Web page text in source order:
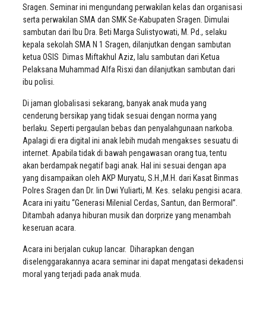
Sragen. Seminar ini mengundang perwakilan kelas dan organisasi
serta perwakilan SMA dan SMK Se-Kabupaten Sragen. Dimulai
sambutan dari Ibu Dra. Beti Marga Sulistyowati, M. Pd., selaku
kepala sekolah SMA N 1 Sragen, dilanjutkan dengan sambutan
ketua OSIS Dimas Miftakhul Aziz, lalu sambutan dari Ketua
Pelaksana Muhammad Alfa Risxi dan dilanjutkan sambutan dari
ibu polisi.
Di jaman globalisasi sekarang, banyak anak muda yang
cenderung bersikap yang tidak sesuai dengan norma yang
berlaku. Seperti pergaulan bebas dan penyalahgunaan narkoba.
Apalagi di era digital ini anak lebih mudah mengakses sesuatu di
internet. Apabila tidak di bawah pengawasan orang tua, tentu
akan berdampak negatif bagi anak. Hal ini sesuai dengan apa
yang disampaikan oleh AKP Muryatu, S.H.,M.H. dari Kasat Binmas
Polres Sragen dan Dr. Iin Dwi Yuliarti, M. Kes. selaku pengisi acara.
Acara ini yaitu “Generasi Milenial Cerdas, Santun, dan Bermoral”.
Ditambah adanya hiburan musik dan dorprize yang menambah
keseruan acara.
Acara ini berjalan cukup lancar. Diharapkan dengan
diselenggarakannya acara seminar ini dapat mengatasi dekadensi
moral yang terjadi pada anak muda.